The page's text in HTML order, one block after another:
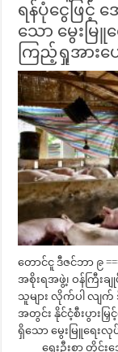
ရန်ပုံငွေဖြင့်
သော မွေးမြူ
ကြည့်ရှုအားပ
တောင်ငူ ဒီဇင်ဘာ ၉
အစိုးရအဖွဲ့၊ ဝန်ကြီးခ
သူများ လိုက်ပါ လျက်
အတွင်း နိုင်ငံ့စီးပွားမ
ရှိသော မွေးမြူရေးလု
ရှေးဦးစွာ တိုင်းဒေ